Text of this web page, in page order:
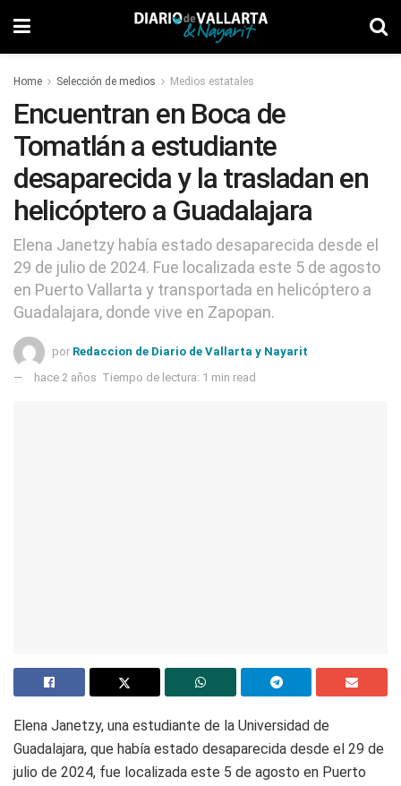
Home Selección de medios Medios estatales
Encuentran en Boca de
Tomatlán a estudiante
desaparecida y la trasladan en
helicóptero a Guadalajara
Elena Janetzy había estado desaparecida desde el
29 de julio de 2024. Fue localizada este 5 de agosto
en Puerto Vallarta y transportada en helicóptero a
Guadalajara, donde vive en Zapopan.
por Redaccion de Diario de Vallarta y Nayarit
hace 2 años Tiempo de lectura: 1 min read
Elena Janetzy, una estudiante de la Universidad de
Guadalajara, que había estado desaparecida desde el 29 de
julio de 2024, fue localizada este 5 de agosto en Puerto